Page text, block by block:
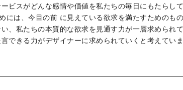
ビスがどんな感情や価値を私たちの毎日にもたらし
には、今目の前 に見えている欲求を満たすためのも
、私たちの本質的な欲求を見通す力が一層求められ
できる力がデザイナーに求められていくと考えていま